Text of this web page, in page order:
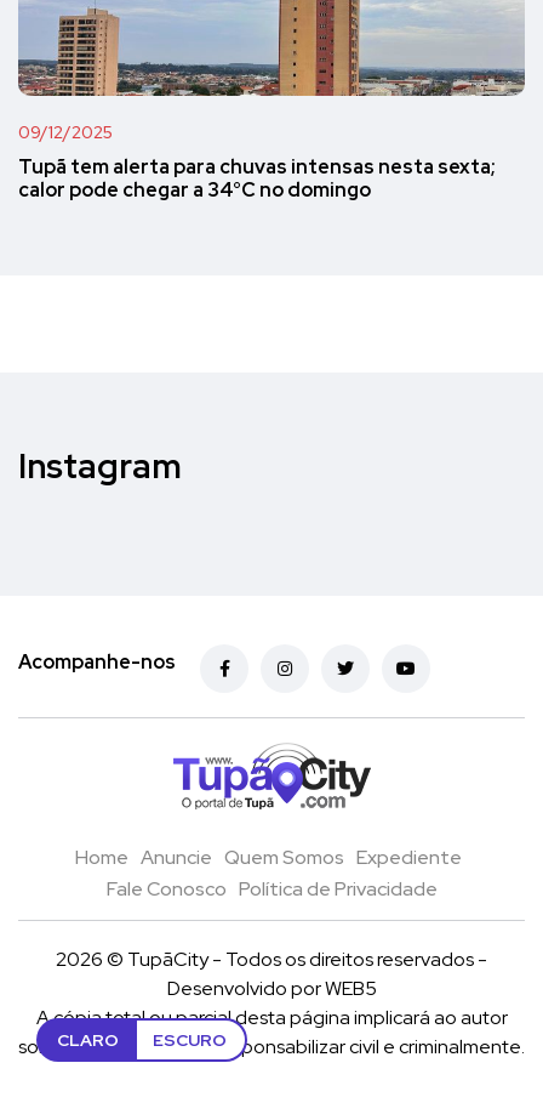
CLARO ESCURO
09/12/2025
Tupã tem alerta para chuvas intensas nesta sexta;
calor pode chegar a 34°C no domingo
Instagram
Acompanhe-nos
Home Anuncie Quem Somos Expediente
Fale Conosco Política de Privacidade
2026 © TupãCity - Todos os direitos reservados -
Desenvolvido porWEB5
A cópia total ou parcial desta página implicará ao autor
sob pena de ter que se reponsabilizar civil e criminalmente.